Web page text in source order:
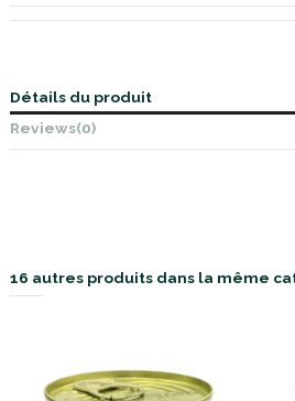
Détails du produit
Reviews(0)
16 autres produits dans la même